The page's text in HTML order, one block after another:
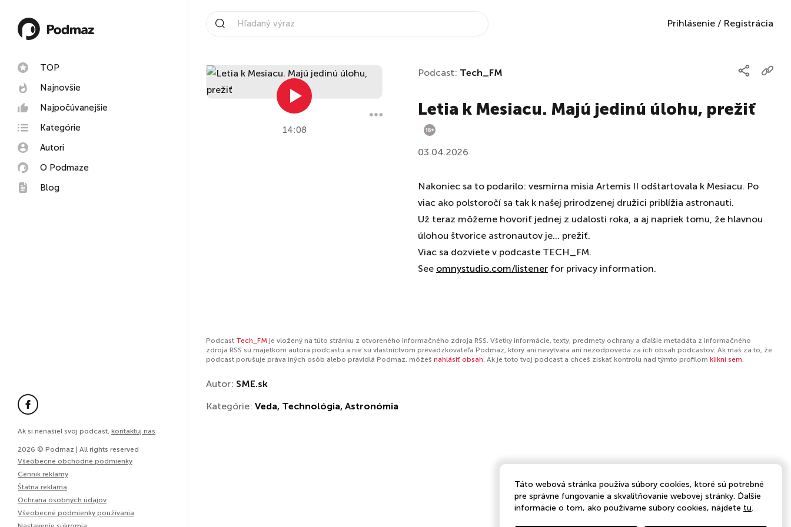
TOP
Najnovšie
Najpočúvanejšie
Kategórie
Autori
O Podmaze
Blog
Ak si nenašiel svoj podcast, kontaktuj nás
2026 © Podmaz | All rights reserved
Všeobecné obchodné podmienky
Cenník reklamy
Štátna reklama
Ochrana osobných údajov
Všeobecné podmienky používania
Prihlásenie / Registrácia
14:08
Podcast: Tech_FM
Letia k Mesiacu. Majú jedinú úlohu, prežiť
03.04.2026
Nakoniec sa to podarilo: vesmírna misia Artemis II odštartovala k Mesiacu. Po
viac ako polstoročí sa tak k našej prirodzenej družici priblížia astronauti.
Už teraz môžeme hovoriť jednej z udalosti roka, a aj napriek tomu, že hlavnou
úlohou štvorice astronautov je... prežiť.
Viac sa dozviete v podcaste TECH_FM.
See omnystudio.com/listener for privacy information.
Podcast Tech_FM je vložený na túto stránku z otvoreného informačného zdroja RSS. Všetky informácie, texty, predmety ochrany a ďalšie metadáta z informačného
zdroja RSS sú majetkom autora podcastu a nie sú vlastníctvom prevádzkovateľa Podmaz, ktorý ani nevytvára ani nezodpovedá za ich obsah podcastov. Ak máš za to, že
podcast porušuje práva iných osôb alebo pravidlá Podmaz, môžeš nahlásiť obsah. Ak je toto tvoj podcast a chceš získať kontrolu nad týmto profilom klikni sem.
Autor: SME.sk
Kategórie: Veda, Technológia, Astronómia
Táto webová stránka používa súbory cookies, ktoré sú potrebné
pre správne fungovanie a skvalitňovanie webovej stránky. Ďalšie
informácie o tom, ako používame súbory cookies, nájdete tu.